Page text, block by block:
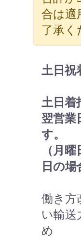
合は適
了承く
土日祝
土日着
翌営業
す。
（月
日の場
働き方
い輸送
め